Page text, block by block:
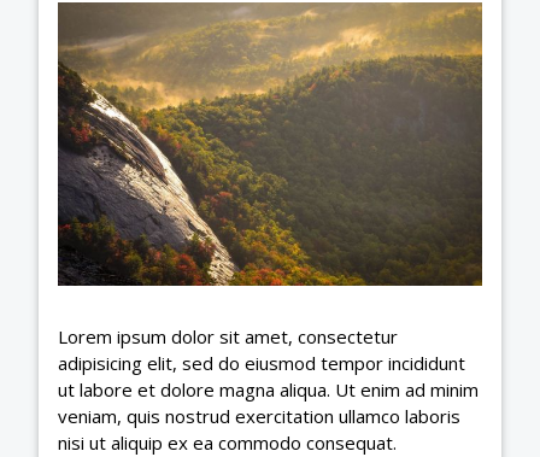
Lorem ipsum dolor sit amet, consectetur
adipisicing elit, sed do eiusmod tempor incididunt
ut labore et dolore magna aliqua. Ut enim ad minim
veniam, quis nostrud exercitation ullamco laboris
nisi ut aliquip ex ea commodo consequat.